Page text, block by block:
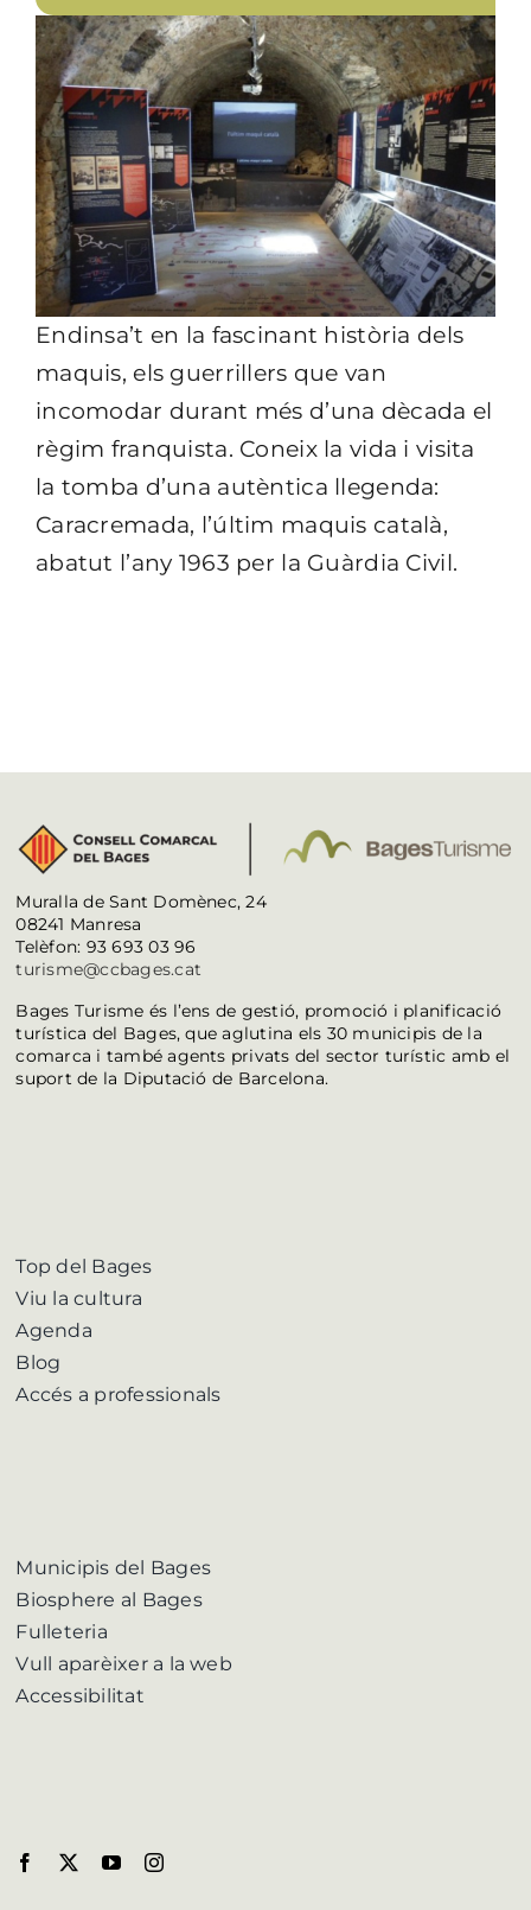
Endinsa’t en la fascinant història dels
maquis, els guerrillers que van
incomodar durant més d’una dècada el
règim franquista. Coneix la vida i visita
la tomba d’una autèntica llegenda:
Caracremada, l’últim maquis català,
abatut l’any 1963 per la Guàrdia Civil.
Muralla de Sant Domènec, 24
08241 Manresa
Telèfon: 93 693 03 96
turisme@ccbages.cat
Bages Turisme és l’ens de gestió, promoció i planificació
turística del Bages, que aglutina els 30 municipis de la
comarca i també agents privats del sector turístic amb el
suport de la Diputació de Barcelona.
Top del Bages
Viu la cultura
Agenda
Blog
Accés a professionals
Municipis del Bages
Biosphere al Bages
Fulleteria
Vull aparèixer a la web
Accessibilitat